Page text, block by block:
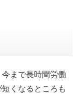
まで長時間労働
くなるところも